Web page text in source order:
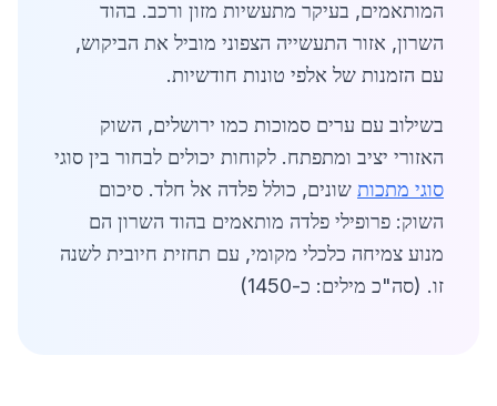
המותאמים, בעיקר מתעשיות מזון ורכב. בהוד
השרון, אזור התעשייה הצפוני מוביל את הביקוש,
עם הזמנות של אלפי טונות חודשיות.
בשילוב עם ערים סמוכות כמו ירושלים, השוק
האזורי יציב ומתפתח. לקוחות יכולים לבחור בין סוגי
סוגי מתכות שונים, כולל פלדה אל חלד. סיכום
השוק: פרופילי פלדה מותאמים בהוד השרון הם
מנוע צמיחה כלכלי מקומי, עם תחזית חיובית לשנה
זו. (סה"כ מילים: כ-1450)